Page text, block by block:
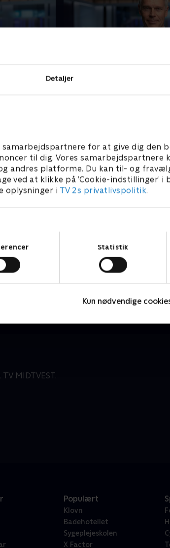
Detaljer
for at give dig den
til dig. Vores samarbejdspartnere
andres platforme. Du kan til- og
ved at klikke på ’Cookie-indstillinger’ i
oplysninger i TV 2s privatlivspolitik.
Statistik
Kun nødvendige
Se 19.30-nyhederne fra TV
MIDTVEST.
Populært
Klovn
Badehotellet
Sygeplejeskolen
X Factor